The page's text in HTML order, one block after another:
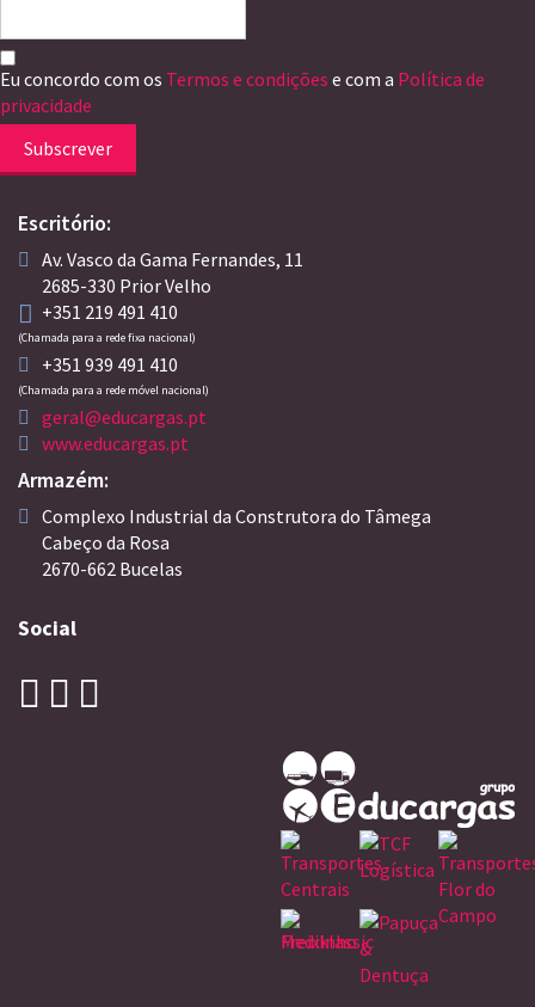
Eu concordo com os Termos e condições e com a Política de
privacidade
Subscrever
Escritório:
Av. Vasco da Gama Fernandes, 11
2685-330 Prior Velho
+351 219 491 410
(Chamada para a rede fixa nacional)
+351 939 491 410
(Chamada para a rede móvel nacional)
geral@educargas.pt
www.educargas.pt
Armazém:
Complexo Industrial da Construtora do Tâmega
Cabeço da Rosa
2670-662 Bucelas
Social